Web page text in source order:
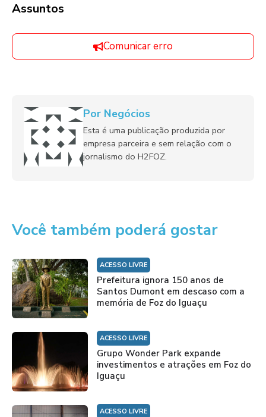
Assuntos
Comunicar erro
Por Negócios
Esta é uma publicação produzida por
empresa parceira e sem relação com o
jornalismo do H2FOZ.
Você também poderá gostar
ACESSO LIVRE
Prefeitura ignora 150 anos de
Santos Dumont em descaso com a
memória de Foz do Iguaçu
ACESSO LIVRE
Grupo Wonder Park expande
investimentos e atrações em Foz do
Iguaçu
ACESSO LIVRE